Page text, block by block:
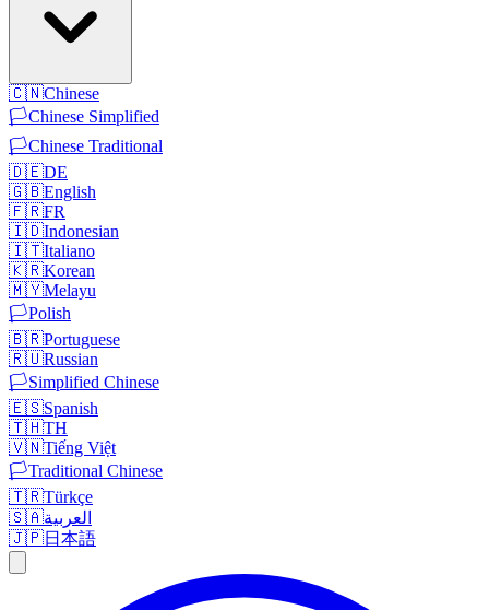
🇨🇳Chinese
🏳️Chinese Simplified
🏳️Chinese Traditional
🇩🇪DE
🇬🇧English
🇫🇷FR
🇮🇩Indonesian
🇮🇹Italiano
🇰🇷Korean
🇲🇾Melayu
🏳️Polish
🇧🇷Portuguese
🇷🇺Russian
🏳️Simplified Chinese
🇪🇸Spanish
🇹🇭TH
🇻🇳Tiếng Việt
🏳️Traditional Chinese
🇹🇷Türkçe
🇸🇦العربية
🇯🇵日本語